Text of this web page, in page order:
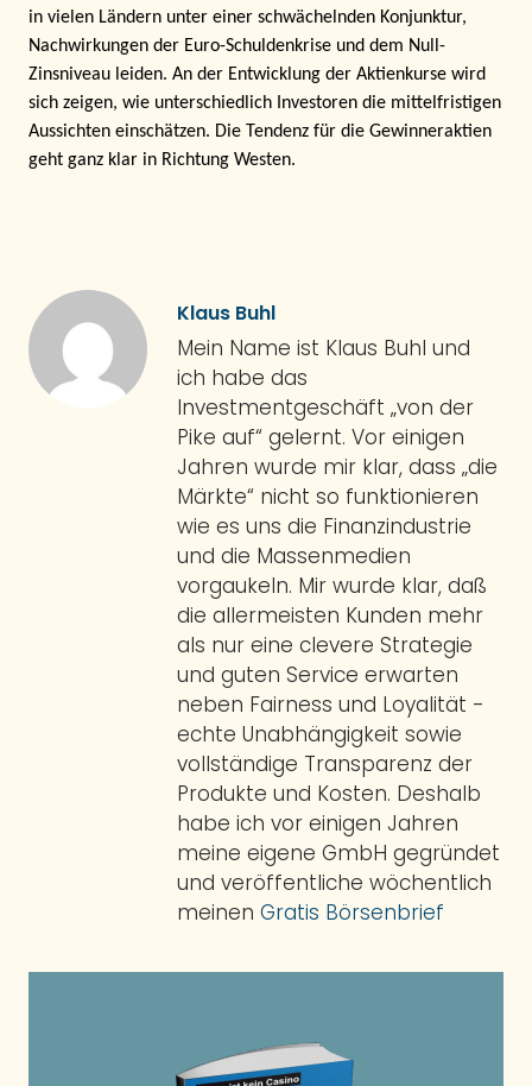
in vielen Ländern unter einer schwächelnden Konjunktur,
Nachwirkungen der Euro-Schuldenkrise und dem Null-
Zinsniveau leiden. An der Entwicklung der Aktienkurse wird
sich zeigen, wie unterschiedlich Investoren die mittelfristigen
Aussichten einschätzen. Die Tendenz für die Gewinneraktien
geht ganz klar in Richtung Westen.
Klaus Buhl
Mein Name ist Klaus Buhl und
ich habe das
Investmentgeschäft „von der
Pike auf“ gelernt. Vor einigen
Jahren wurde mir klar, dass „die
Märkte“ nicht so funktionieren
wie es uns die Finanzindustrie
und die Massenmedien
vorgaukeln. Mir wurde klar, daß
die allermeisten Kunden mehr
als nur eine clevere Strategie
und guten Service erwarten
neben Fairness und Loyalität -
echte Unabhängigkeit sowie
vollständige Transparenz der
Produkte und Kosten. Deshalb
habe ich vor einigen Jahren
meine eigene GmbH gegründet
und veröffentliche wöchentlich
meinen Gratis Börsenbrief